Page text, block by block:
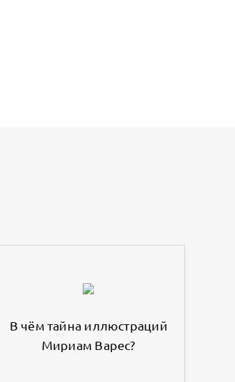
В чём тайна иллюстраций
Мириам Варес?